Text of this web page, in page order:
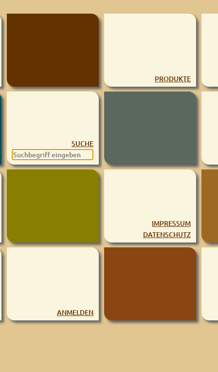
PRODUKTE
SUCHE
IMPRESSUM
DATENSCHUTZ
ANMELDEN